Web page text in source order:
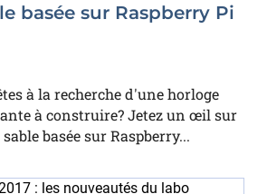
basée sur Raspberry Pi
à la recherche d'une horloge
à construire? Jetez un œil sur
basée sur Raspberry...